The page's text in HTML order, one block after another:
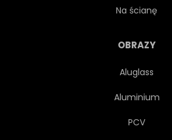
SOUTH PACIFIC
MECKLENBURG
Na ścianę
OBRAZY
Aluglass
Aluminium
PCV